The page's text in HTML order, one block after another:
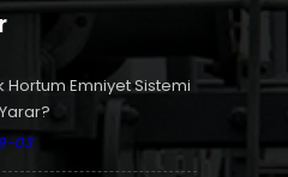
Hortum Emniyet Sistemi
03